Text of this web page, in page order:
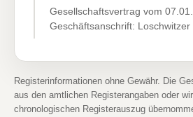
Gesellschaftsvertrag vom
Geschäftsanschrift:
Registerinformationen ohne Gewähr. Die
aus den amtlichen Registerangaben oder
chronologischen Registerauszug